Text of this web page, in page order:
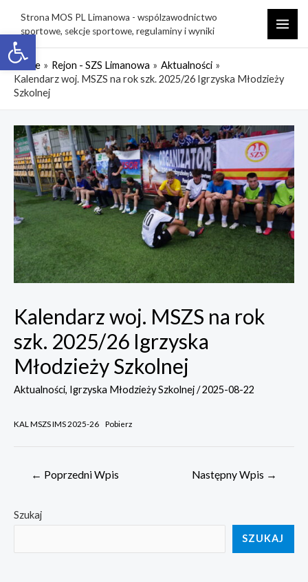
Open toolbar
content
Strona MOS PL Limanowa - wspólzawodnictwo
sportowe, sekcje sportowe, regulaminy i wyniki
Home Rejon - SZS Limanowa
Aktualności
Kalendarz woj. MSZS na rok szk. 2025/26 Igrzyska Młodzieży
Szkolnej
Kalendarz woj. MSZS na rok
szk. 2025/26 Igrzyska
Młodzieży Szkolnej
Aktualności, Igrzyska Młodzieży Szkolnej/2025-08-22
KAL MSZS IMS 2025-26 Pobierz
Nawigacja
← Poprzedni Wpis Następny Wpis →
Szukaj
SZUKAJ